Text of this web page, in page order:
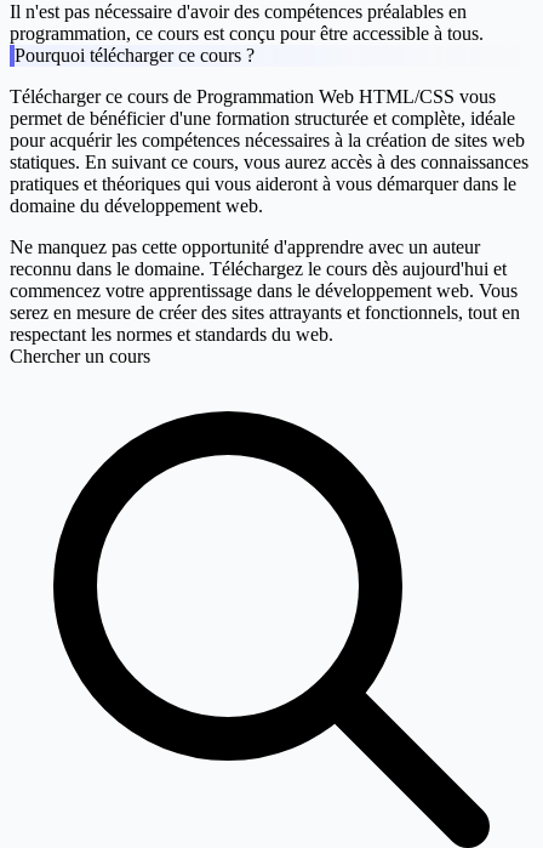
Il n'est pas nécessaire d'avoir des compétences préalables en
programmation, ce cours est conçu pour être accessible à tous.
Pourquoi télécharger ce cours ?
Télécharger ce cours de Programmation Web HTML/CSS vous
permet de bénéficier d'une formation structurée et complète, idéale
pour acquérir les compétences nécessaires à la création de sites web
statiques. En suivant ce cours, vous aurez accès à des connaissances
pratiques et théoriques qui vous aideront à vous démarquer dans le
domaine du développement web.
Ne manquez pas cette opportunité d'apprendre avec un auteur
reconnu dans le domaine. Téléchargez le cours dès aujourd'hui et
commencez votre apprentissage dans le développement web. Vous
serez en mesure de créer des sites attrayants et fonctionnels, tout en
respectant les normes et standards du web.
Chercher un cours